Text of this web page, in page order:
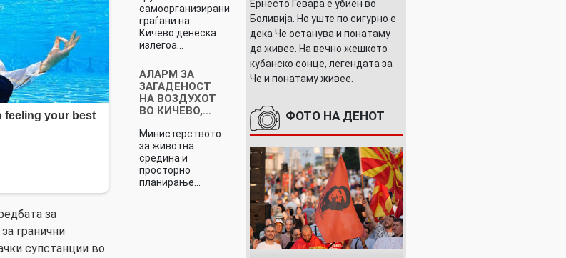
за
гранични
супстанции во
самоорганизирани
граѓани на
Кичево денеска
излегоа…
АЛАРМ ЗА
ЗАГАДЕНОСТ
НА ВОЗДУХОТ
ВО КИЧЕВО,…
Министерството
за животна
средина и
просторно
планирање…
Ернесто Гевара е убиен во
Боливија. Но уште по сигурно е
дека Че останува и понатаму
да живее. На вечно жешкото
кубанско сонце, легендата за
Че и понатаму живее.
ФОТО НА ДЕНОТ